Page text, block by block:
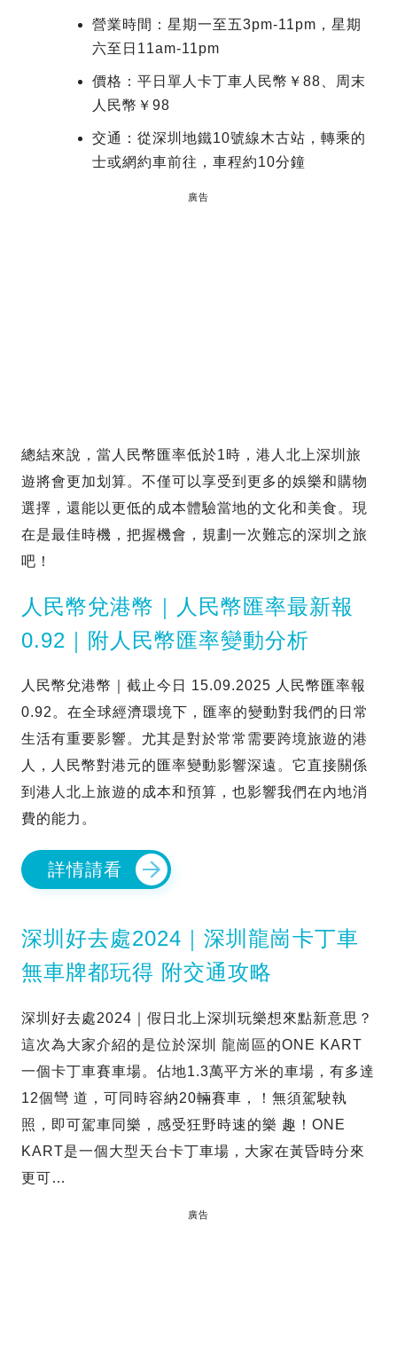
營業時間：星期一至五3pm-11pm，星期
六至日11am-11pm
價格：平日單人卡丁車人民幣￥88、周末
人民幣￥98
交通：從深圳地鐵10號線木古站，轉乘的
士或網約車前往，車程約10分鐘
廣告
總結來說，當人民幣匯率低於1時，港人北上深圳旅
遊將會更加划算。不僅可以享受到更多的娛樂和購物
選擇，還能以更低的成本體驗當地的文化和美食。現
在是最佳時機，把握機會，規劃一次難忘的深圳之旅
吧！
人民幣兌港幣｜人民幣匯率最新報
0.92｜附人民幣匯率變動分析
人民幣兌港幣｜截止今日 15.09.2025 人民幣匯率報
0.92。在全球經濟環境下，匯率的變動對我們的日常
生活有重要影響。尤其是對於常常需要跨境旅遊的港
人，人民幣對港元的匯率變動影響深遠。它直接關係
到港人北上旅遊的成本和預算，也影響我們在內地消
費的能力。
詳情請看
深圳好去處2024｜深圳龍崗卡丁車
無車牌都玩得 附交通攻略
深圳好去處2024｜假⽇北上深圳玩樂想來點新意思？
這次為⼤家介紹的是位於深圳 龍崗區的ONE KART
⼀個卡丁⾞賽⾞場。佔地1.3萬平⽅米的⾞場，有多達
12個彎 道，可同時容納20輛賽⾞，！無須駕駛執
照，即可駕⾞同樂，感受狂野時速的樂 趣！ONE
KART是⼀個⼤型天台卡丁⾞場，⼤家在黃昏時分來
更可…
廣告